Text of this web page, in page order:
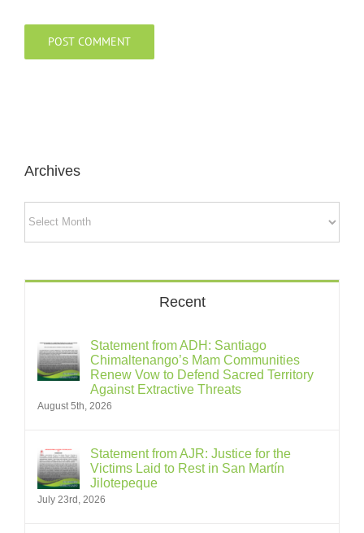
Archives
Recent
Statement from ADH: Santiago
Chimaltenango’s Mam Communities
Renew Vow to Defend Sacred Territory
Against Extractive Threats
August 5th, 2026
Statement from AJR: Justice for the
Victims Laid to Rest in San Martín
Jilotepeque
July 23rd, 2026